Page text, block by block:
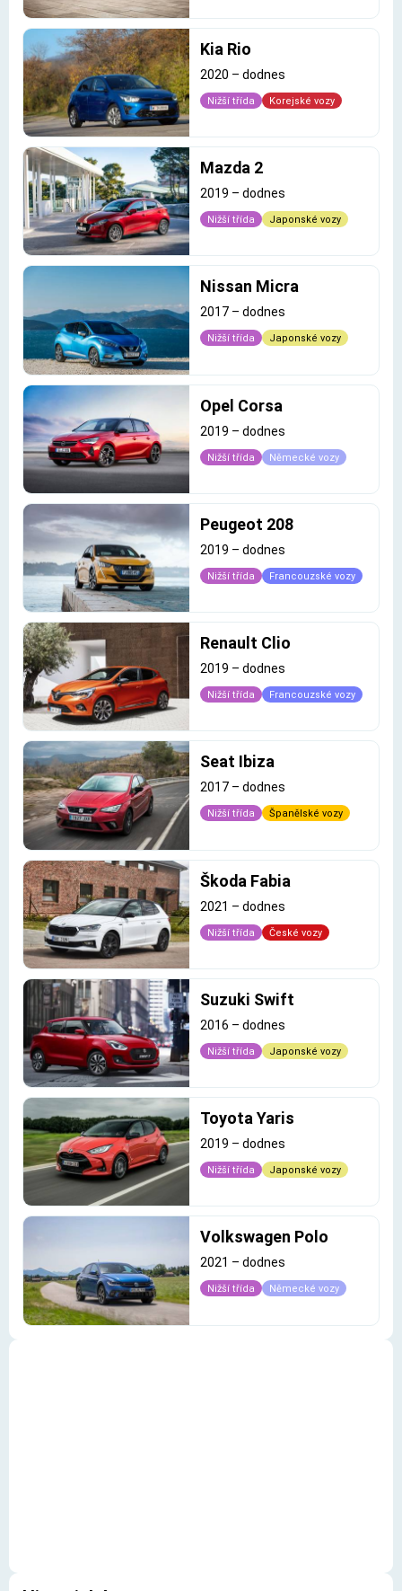
Kia Rio
2020 – dodnes
Nižší třída Korejské vozy
Mazda 2
2019 – dodnes
Nižší třída Japonské vozy
Nissan Micra
2017 – dodnes
Nižší třída Japonské vozy
Opel Corsa
2019 – dodnes
Nižší třída Německé vozy
Peugeot 208
2019 – dodnes
Nižší třída Francouzské vozy
Renault Clio
2019 – dodnes
Nižší třída Francouzské vozy
Seat Ibiza
2017 – dodnes
Nižší třída Španělské vozy
Škoda Fabia
2021 – dodnes
Nižší třída České vozy
Suzuki Swift
2016 – dodnes
Nižší třída Japonské vozy
Toyota Yaris
2019 – dodnes
Nižší třída Japonské vozy
Volkswagen Polo
2021 – dodnes
Nižší třída Německé vozy